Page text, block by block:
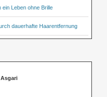
ein Leben ohne Brille
dauerhafte Haarentfernung
Asgari